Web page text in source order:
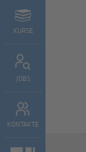
KURSE
JOBS
KONTAKTE